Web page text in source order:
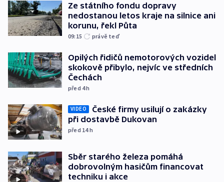
Ze státního fondu dopravy
nedostanou letos kraje na silnice ani
korunu, řekl Půta
09:15 právě teď
Opilých řidičů nemotorových vozidel
skokově přibylo, nejvíc ve středních
Čechách
před 4h
VIDEO
České firmy usilují o zakázky
při dostavbě Dukovan
před 14h
Sběr starého železa pomáhá
dobrovolným hasičům financovat
techniku i akce